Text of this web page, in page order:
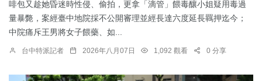
啡包又趁她昏迷時性侵、偷拍，更拿「滴管」餵毒釀小姐疑用毒過
量暴斃，案經臺中地院採不公開審理並經長達六度延長羈押迄今；
中院痛斥王男將女子餵藥、如...
台中特派記者 2026年八月07日 1,092 觀看 0 分享